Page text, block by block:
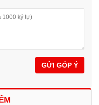
GỬI GÓP Ý